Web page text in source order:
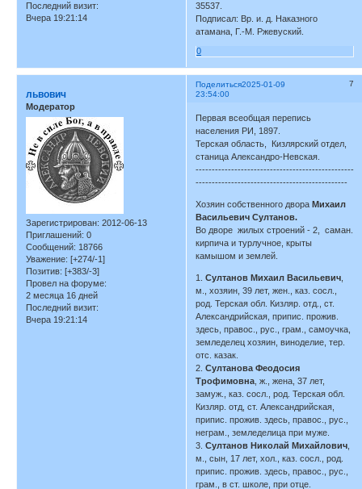
Последний визит:
Вчера 19:21:14
35537.
Подписал: Вр. и. д. Наказного
атамана, Г.-М. Ржевуский.
0
Поделиться 7
2025-01-09
23:54:00
львович
Модератор
Зарегистрирован: 2012-06-13
Приглашений: 0
Сообщений: 18766
Уважение: [+274/-1]
Позитив: [+383/-3]
Провел на форуме:
2 месяца 16 дней
Последний визит:
Вчера 19:21:14
Первая всеобщая перепись
населения РИ, 1897.
Терская область, Кизлярский отдел,
станица Александро-Невская.
-------------------------------------------------
-----------------------------------------------
Хозяин собственного двораМихаил
Васильевич Султанов.
Во дворе жилых строений - 2, саман.
кирпича и турлучное, крыты
камышом и землей.
1.Султанов Михаил Васильевич
м., хозяин, 39 лет, жен., каз. сосл.,
род. Терская обл. Кизляр. отд., ст.
Александрийская, припис. прожив.
здесь, правос., рус., грам., самоучка,
земледелец хозяин, виноделие, тер.
отс. казак.
2.Султанова Феодосия
Трофимовна , ж., жена, 37 лет,
замуж., каз. сосл., род. Терская обл.
Кизляр. отд, ст. Александрийская,
припис. прожив. здесь, правос., рус.,
неграм., земледелица при муже.
3.Султанов Николай Михайлович
м., сын, 17 лет, хол., каз. сосл., род.
припис. прожив. здесь, правос., рус.,
грам., в ст. школе, при отце.